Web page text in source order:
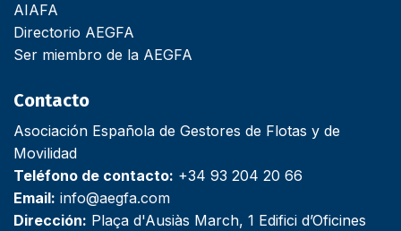
AIAFA
Directorio AEGFA
Ser miembro de la AEGFA
Contacto
Asociación Española de Gestores de Flotas y de
Movilidad
Teléfono de contacto: +34 93 204 20 66
Email: info@aegfa.com
Dirección: Plaça d'Ausiàs March, 1 Edifici d’Oficines